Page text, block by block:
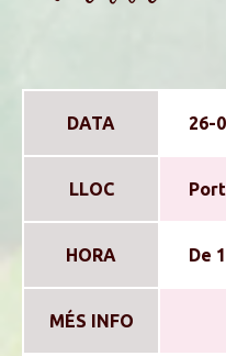
DATA 26-
LLOC
HORA De
MÉS INFO